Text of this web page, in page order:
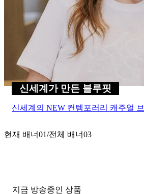
신세계가 만든 블루핏
신세계의 NEW 컨템포러리 캐주얼
현재 배너01/전체 배너03
지금 방송중인 상품